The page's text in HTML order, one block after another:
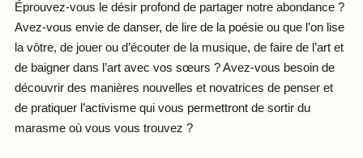
Éprouvez-vous le désir profond de partager notre abondance ?
Avez-vous envie de danser, de lire de la poésie ou que l’on lise
la vôtre, de jouer ou d’écouter de la musique, de faire de l’art et
de baigner dans l’art avec vos sœurs ? Avez-vous besoin de
découvrir des manières nouvelles et novatrices de penser et
de pratiquer l’activisme qui vous permettront de sortir du
marasme où vous vous trouvez ?